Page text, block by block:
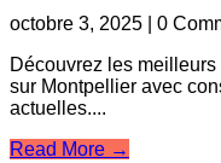
octobre 3, 2025 | 0
Découvrez les
sur Montpellier avec
actuelles....
Read More →